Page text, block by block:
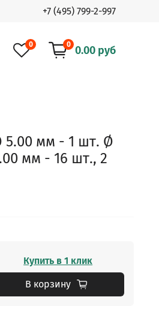
+7 (495) 799-2-997
0 0 0.00 руб
5.00 мм - 1 шт. Ø
мм - 16 шт., 2
Купить в 1 клик
В корзину